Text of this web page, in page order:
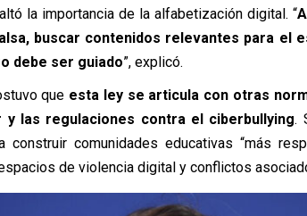
la importancia de la alfabetización digital. “
buscar contenidos relevantes para el
debe ser guiado”, explicó.
que esta ley se articula con otras
y las regulaciones contra el ciberbullying.
construir comunidades educativas “más
de violencia digital y conflictos